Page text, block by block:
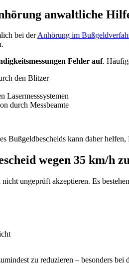
anwaltliche
bei derAnhörung im
Fehler auf.
den Blitzer
Lasermesssystemen
durch Messbeamte
Bußgeldbescheids kann daher
wegen 35 km/h
ungeprüft akzeptieren. Es
zu reduzieren – besonders bei